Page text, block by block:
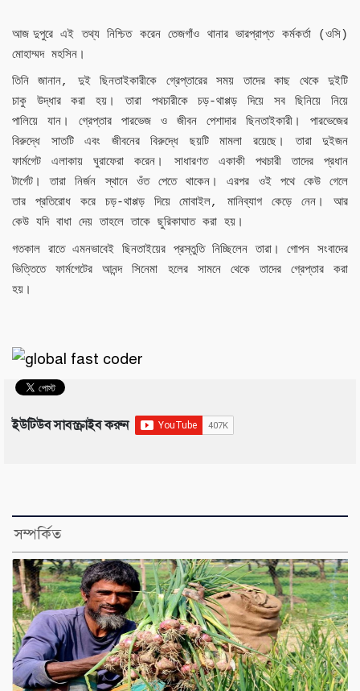
আজ দুপুরে এই তথ্য নিশ্চিত করেন তেজগাঁও থানার ভারপ্রাপ্ত কর্মকর্তা(ওসি)
মোহাম্মদ মহসিন।
তিনি
জানান, দুই ছিনতাইকারীকে গ্রেপ্তারের সময় তাদের কাছ থেকে
দুইটি
চাকু
উদ্ধার করা হয়। তারা পথচারীকে চড়-থাপ্পড় দিয়ে সব ছিনিয়ে
নিয়ে
পালিয়ে
যান। গ্রেপ্তার পারভেজ ও জীবন পেশাদার ছিনতাইকারী।
পারভেজের
বিরুদ্ধে
সাতটি এবং জীবনের বিরুদ্ধে ছয়টি মামলা রয়েছে। তারা
দুইজন
ফার্মগেট
এলাকায় ঘুরাফেরা করেন। সাধারণত একাকী পথচারী তাদের
প্রধান
টার্গেট।
তারা নির্জন স্থানে ওঁত পেতে থাকেন। এরপর ওই পথে কেউ
গেলে
তার
প্রতিরোধ করে চড়-থাপ্পড় দিয়ে মোবাইল,মানিব্যাগ কেড়ে নেন।
আর
কেউ যদি বাধা দেয় তাহলে তাকে ছুরিকাঘাত করা হয়।
গতকাল রাতে এমনভাবেই ছিনতাইয়ের প্রস্তুতি নিচ্ছিলেন তারা। গোপন সংবাদের
ভিত্তিতে
ফার্মগেটের আনন্দ সিনেমা হলের সামনে থেকে তাদের গ্রেপ্তার
করা
হয়।
ইউটিউব সাবস্ক্রাইব করুন
সম্পর্কিত